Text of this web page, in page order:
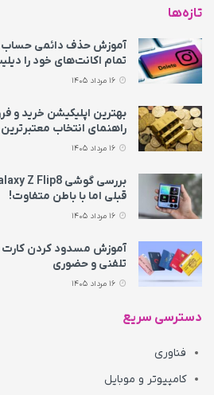
تازه‌ها
آموزش حذف دائمی حساب
تمام اکانت‌های خود را
بهترین اپلیکیشن خرید
راهنمای انتخاب
قبلی اما با باطن متفاوت!
آموزش مسدود کردن کارت
تلفنی و حضوری
دسترسی سریع
فناوری
کامپیوتر و موبایل